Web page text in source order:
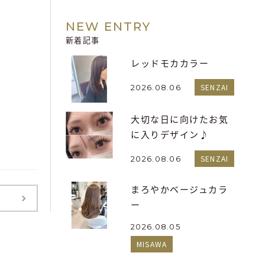
NEW ENTRY
新着記事
レッドモカカラー
2026.08.06 SENZAI
大切な日に向けたお気
に入りデザイン♪
2026.08.06 SENZAI
まろやかベージュカラ
ー
2026.08.05
MISAWA